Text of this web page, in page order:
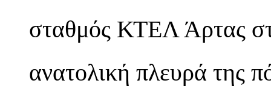
σταθμός ΚΤΕΛ Άρτας
ανατολική πλευρά της